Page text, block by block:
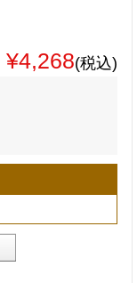
¥4,268(税込)